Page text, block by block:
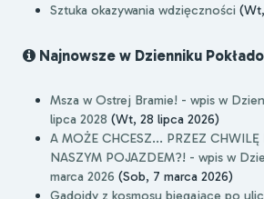
Sztuka okazywania wdzięczności
Najnowsze w Dzienniku
Msza w Ostrej Bramie! - wpis w
lipca 2028 (Wt, 28 lipca 2026)
A MOŻE CHCESZ... PRZEZ
NASZYM POJAZDEM?! - wpis w
marca 2026 (Sob, 7 marca 2026)